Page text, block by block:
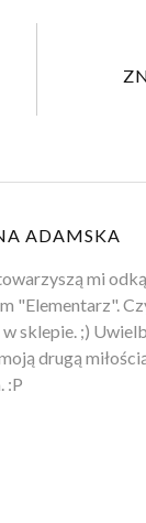
ADAMSKA
mi
"Elementarz".
sklepie. ;)
drugą
:P